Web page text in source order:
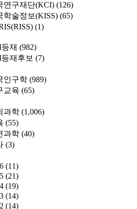
연구재단(KCI) (126)
학술정보(KISS) (65)
(1)
재 (982)
재후보 (7)
인구학 (989)
교육 (65)
과학 (1,006)
(55)
과학 (40)
(3)
(11)
(21)
(19)
(14)
(14)